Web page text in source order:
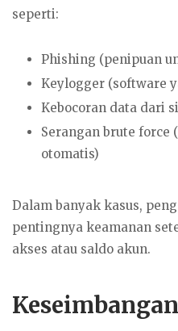
seperti:
Phishing (penipuan
Keylogger (software
Kebocoran data dari
Serangan brute force
otomatis)
Dalam banyak kasus,
pentingnya keamanan
akses atau saldo akun.